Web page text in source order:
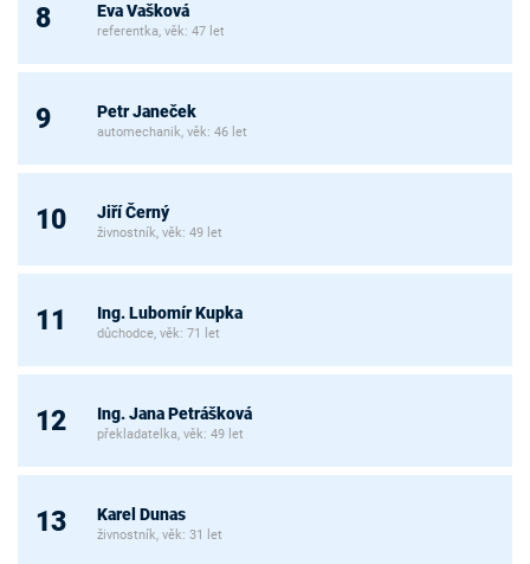
8 Eva Vašková
referentka, věk: 47 let
9 Petr Janeček
automechanik, věk: 46 let
10 Jiří Černý
živnostník, věk: 49 let
11 Ing. Lubomír Kupka
důchodce, věk: 71 let
12 Ing. Jana Petrášková
překladatelka, věk: 49 let
13 Karel Dunas
živnostník, věk: 31 let